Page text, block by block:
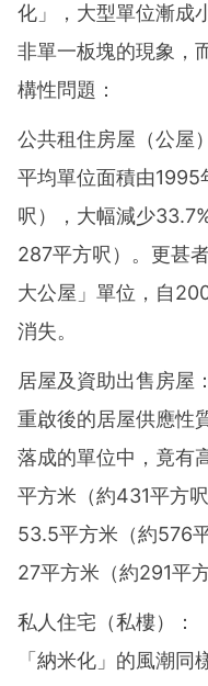
化」，大型單位漸成
非單一板塊的現象，
構性問題：
公共租住房屋（公屋
平均單位面積由
呎），大幅減少
287平方呎）。更甚
大公屋」單位，自
消失。
居屋及資助出售房屋：
重啟後的居屋供應性
落成的單位中，竟有
平方米（約431平方
53.5平方米（約576
27平方米（約291平方
私人住宅（私樓）：
「納米化」的風潮